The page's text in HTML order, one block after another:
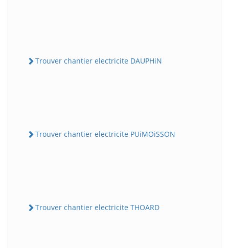
Trouver chantier electricite DAUPHiN
Trouver chantier electricite PUiMOiSSON
Trouver chantier electricite THOARD